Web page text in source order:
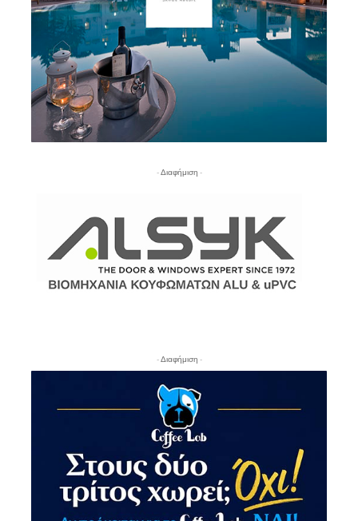
- Διαφήμιση -
- Διαφήμιση -